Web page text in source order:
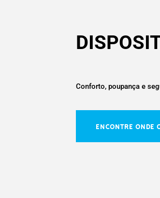
Conforto, poupança e
ENCONTRE ONDE